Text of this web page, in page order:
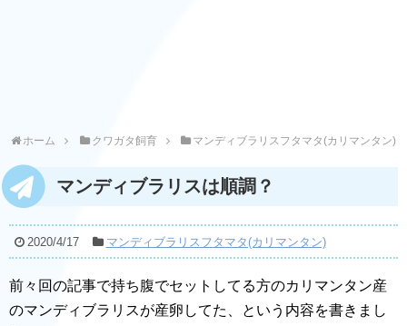
ホーム クワガタ飼育 マンディブラリスフタマタ(カリマンタン)
マンディブラリスは順調？
2020/4/17 マンディブラリスフタマタ(カリマンタン)
前々回の記事で持ち腹でセットしてる方のカリマンタン産
のマンディブラリスが産卵してた、という内容を書きまし